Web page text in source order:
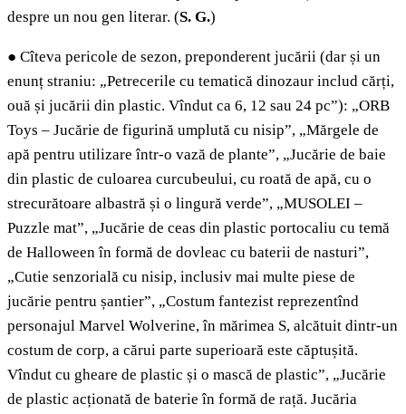
despre un nou gen literar. (S. G.)
● Cîteva pericole de sezon, preponderent jucării (dar și un
enunț straniu: „Petrecerile cu tematică dinozaur includ cărți,
ouă și jucării din plastic. Vîndut ca 6, 12 sau 24 pc”): „ORB
Toys – Jucărie de figurină umplută cu nisip”, „Mărgele de
apă pentru utilizare într-o vază de plante”, „Jucărie de baie
din plastic de culoarea curcubeului, cu roată de apă, cu o
strecurătoare albastră și o lingură verde”, „MUSOLEI –
Puzzle mat”, „Jucărie de ceas din plastic portocaliu cu temă
de Halloween în formă de dovleac cu baterii de nasturi”,
„Cutie senzorială cu nisip, inclusiv mai multe piese de
jucărie pentru șantier”, „Costum fantezist reprezentînd
personajul Marvel Wolverine, în mărimea S, alcătuit dintr-un
costum de corp, a cărui parte superioară este căptușită.
Vîndut cu gheare de plastic și o mască de plastic”, „Jucărie
de plastic acționată de baterie în formă de rață. Jucăria